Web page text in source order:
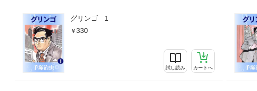
グリンゴ 1
330
試し読み カートへ